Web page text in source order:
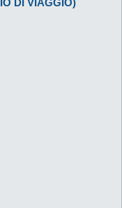
DI VIAGGIO)